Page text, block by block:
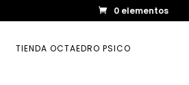
0 elementos
TIENDA OCTAEDRO PSICO